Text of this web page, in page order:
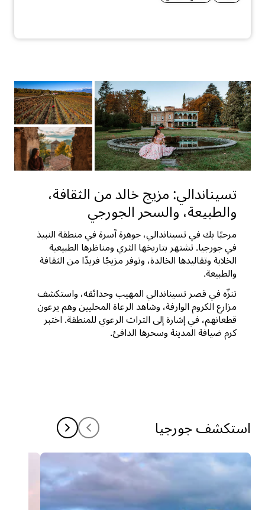
تسيناندالي: مزيج خالد من الثقافة،
والطبيعة، والسحر الجورجي
مرحبًا بك في تسيناندالي، جوهرة آسرة في منطقة النبيذ
في جورجيا. تشتهر بتاريخها الثري ومناظرها الطبيعية
الخلابة وتقاليدها الخالدة، وتوفر مزيجًا فريدًا من الثقافة
والطبيعة.
تنزّه في قصر تسيناندالي المهيب وحدائقه، واستكشف
مزارع الكروم الوارفة، وشاهد الرعاة المحليين وهم يرعون
قطعانهم، في إشارة إلى التراث الرعوي للمنطقة. اختبر
كرم ضيافة المدينة وسحرها الدافئ.
استكشف جورجيا